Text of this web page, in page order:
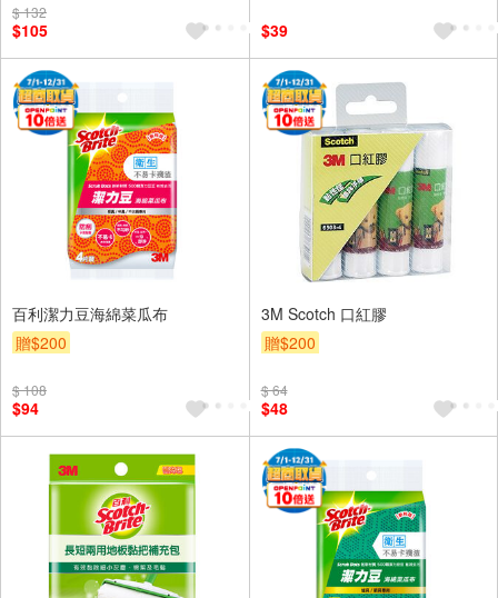
$ 132
$105 $39
百利潔力豆海綿菜瓜布
贈$200
$ 108
$94
3M Scotch 口紅膠
贈$200
$ 64
$48